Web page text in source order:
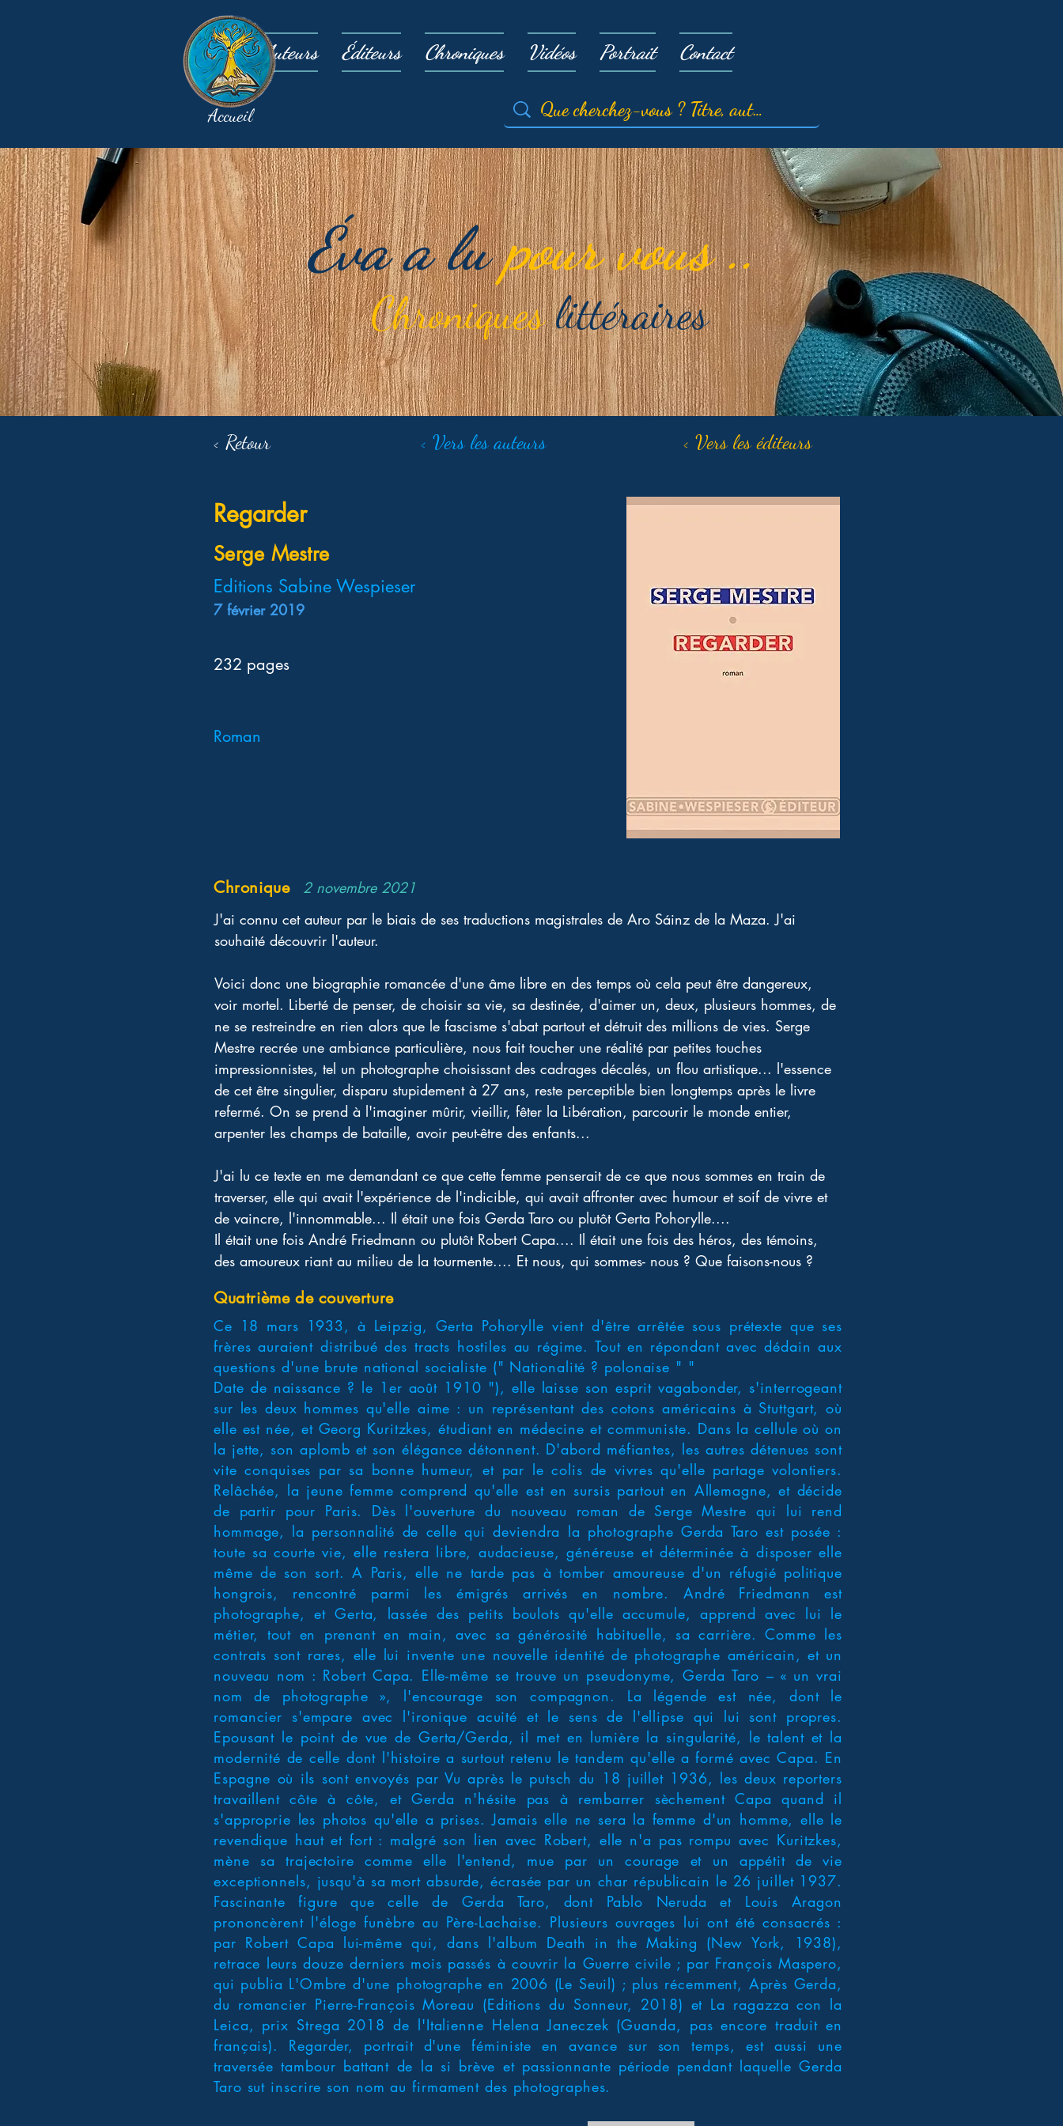
Auteurs Éditeurs Chroniques Vidéos Portrait Contact
Accueil
Éva a lupour vous ..
Chroniqueslittéraires
Regarder
Serge Mestre
Editions Sabine Wespieser
7 février 2019
232 pages
Roman
Chronique
2 novembre 2021
J'ai connu cet auteur par le biais de ses traductions magistrales de Aro Sáinz de la Maza. J'ai
souhaité découvrir l'auteur.
Voici donc une biographie romancée d'une âme libre en des temps où cela peut être dangereux,
voir mortel. Liberté de penser, de choisir sa vie, sa destinée, d'aimer un, deux, plusieurs hommes, de
ne se restreindre en rien alors que le fascisme s'abat partout et détruit des millions de vies. Serge
Mestre recrée une ambiance particulière, nous fait toucher une réalité par petites touches
impressionnistes, tel un photographe choisissant des cadrages décalés, un flou artistique... l'essence
de cet être singulier, disparu stupidement à 27 ans, reste perceptible bien longtemps après le livre
refermé. On se prend à l'imaginer mûrir, vieillir, fêter la Libération, parcourir le monde entier,
arpenter les champs de bataille, avoir peut-être des enfants...
J'ai lu ce texte en me demandant ce que cette femme penserait de ce que nous sommes en train de
traverser, elle qui avait l'expérience de l'indicible, qui avait affronter avec humour et soif de vivre et
de vaincre, l'innommable... Il était une fois Gerda Taro ou plutôt Gerta Pohorylle....
Il était une fois André Friedmann ou plutôt Robert Capa.... Il était une fois des héros, des témoins,
des amoureux riant au milieu de la tourmente.... Et nous, qui sommes- nous ? Que faisons-nous ?
Quatrième de couverture
Ce 18 mars 1933, à Leipzig, Gerta Pohorylle vient d'être arrêtée sous prétexte que ses
frères auraient distribué des tracts hostiles au régime. Tout en répondant avec dédain aux
questions d'une brute national socialiste (" Nationalité ? polonaise " "
Date de naissance ? le 1er août 1910 "), elle laisse son esprit vagabonder, s'interrogeant
sur les deux hommes qu'elle aime : un représentant des cotons américains à Stuttgart, où
elle est née, et Georg Kuritzkes, étudiant en médecine et communiste. Dans la cellule où on
la jette, son aplomb et son élégance détonnent. D'abord méfiantes, les autres détenues sont
vite conquises par sa bonne humeur, et par le colis de vivres qu'elle partage volontiers.
Relâchée, la jeune femme comprend qu'elle est en sursis partout en Allemagne, et décide
de partir pour Paris. Dès l'ouverture du nouveau roman de Serge Mestre qui lui rend
hommage, la personnalité de celle qui deviendra la photographe Gerda Taro est posée :
toute sa courte vie, elle restera libre, audacieuse, généreuse et déterminée à disposer elle
même de son sort. A Paris, elle ne tarde pas à tomber amoureuse d'un réfugié politique
hongrois, rencontré parmi les émigrés arrivés en nombre. André Friedmann est
photographe, et Gerta, lassée des petits boulots qu'elle accumule, apprend avec lui le
métier, tout en prenant en main, avec sa générosité habituelle, sa carrière. Comme les
contrats sont rares, elle lui invente une nouvelle identité de photographe américain, et un
nouveau nom : Robert Capa. Elle-même se trouve un pseudonyme, Gerda Taro – « un vrai
nom de photographe », l'encourage son compagnon. La légende est née, dont le
romancier s'empare avec l'ironique acuité et le sens de l'ellipse qui lui sont propres.
Epousant le point de vue de Gerta/Gerda, il met en lumière la singularité, le talent et la
modernité de celle dont l'histoire a surtout retenu le tandem qu'elle a formé avec Capa. En
Espagne où ils sont envoyés par Vu après le putsch du 18 juillet 1936, les deux reporters
travaillent côte à côte, et Gerda n'hésite pas à rembarrer sèchement Capa quand il
s'approprie les photos qu'elle a prises. Jamais elle ne sera la femme d'un homme, elle le
revendique haut et fort : malgré son lien avec Robert, elle n'a pas rompu avec Kuritzkes,
mène sa trajectoire comme elle l'entend, mue par un courage et un appétit de vie
exceptionnels, jusqu'à sa mort absurde, écrasée par un char républicain le 26 juillet 1937.
Fascinante figure que celle de Gerda Taro, dont Pablo Neruda et Louis Aragon
prononcèrent l'éloge funèbre au Père-Lachaise. Plusieurs ouvrages lui ont été consacrés :
par Robert Capa lui-même qui, dans l'album Death in the Making (New York, 1938),
retrace leurs douze derniers mois passés à couvrir la Guerre civile ; par François Maspero,
qui publia L'Ombre d'une photographe en 2006 (Le Seuil) ; plus récemment, Après Gerda,
du romancier Pierre-François Moreau (Editions du Sonneur, 2018) et La ragazza con la
Leica, prix Strega 2018 de l'Italienne Helena Janeczek (Guanda, pas encore traduit en
français). Regarder, portrait d'une féministe en avance sur son temps, est aussi une
traversée tambour battant de la si brève et passionnante période pendant laquelle Gerda
Taro sut inscrire son nom au firmament des photographes.
< Retour < Vers les auteurs < Vers les éditeurs